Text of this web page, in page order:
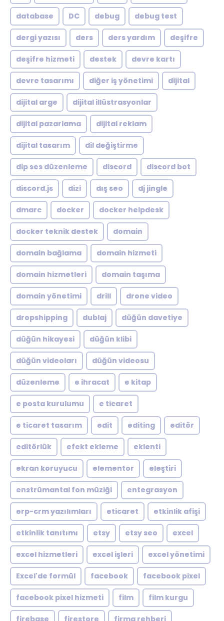
database DC debug debug test
dergi yazısı ders ders yardım deşifre
deşifre hizmeti destek devre kartı
devre tasarımı diğer iş yönetimi dijital
dijital arge dijital illüstrasyonlar
dijital pazarlama dijital reklam
dijital tasarım dil değiştirme
dip ses düzenleme discord discord bot
discord.js dizi dış seo dj jingle
dmarc docker docker helpdesk
docker teknik destek domain
domain bağlama domain hizmeti
domain hizmetleri domain taşıma
domain yönetimi drill drone video
dropshipping dublaj düğün davetiye
düğün hikayesi düğün klibi
düğün videoları düğün videosu
düzenleme e ihracat e kitap
e posta kurulumu e ticaret
e ticaret tasarım edit editing editör
editörlük efekt ekleme eklenti
ekran koruyucu elementor eleştiri
enstrümantal fon müziği entegrasyon
erp-crm yazılımları eticaret etkinlik afişi
etkinlik tanıtımı etsy etsy seo excel
excel hizmetleri excel işleri excel yönetimi
Excel'de formül facebook facebook pixel
facebook pixel hizmeti film film kurgu
firebase firestore firma rehberi